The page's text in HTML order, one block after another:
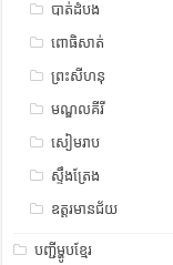
បាត់ដំបង
ពោធិសាត់
ព្រះសីហនុ
មណ្ឌលគីរី
សៀមរាប
ស្ទឹង​​ត្រែង
ឧត្ដរមានជ័យ
បញ្ជីម្ហូបខ្មែរ